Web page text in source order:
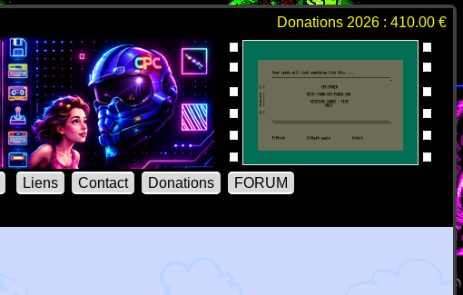
Donations 2026 : 410.00 €
Liens Contact Donations
FORUM